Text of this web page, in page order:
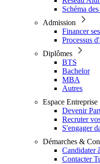
Schéma
Admission
Financer
Processus
Diplômes
BTS
Bachelor
MBA
Autres
Espace Entreprise
Devenir
Recruter
S'engager
Démarches &
Candidater
Contacter